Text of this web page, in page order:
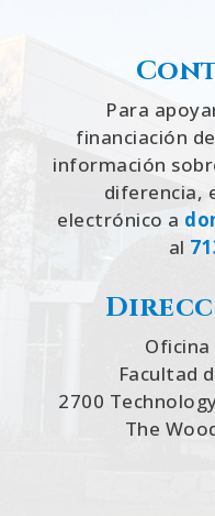
Para
financiación
información
diferencia,
electrónico a
al
Facultad
2700
The